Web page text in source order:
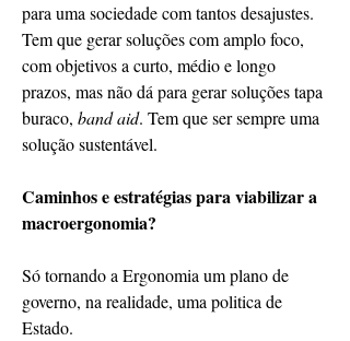
para uma sociedade com tantos desajustes.
Tem que gerar soluções com amplo foco,
com objetivos a curto, médio e longo
prazos, mas não dá para gerar soluções tapa
buraco, band aid. Tem que ser sempre uma
solução sustentável.
Caminhos e estratégias para viabilizar a
macroergonomia?
Só tornando a Ergonomia um plano de
governo, na realidade, uma politica de
Estado.